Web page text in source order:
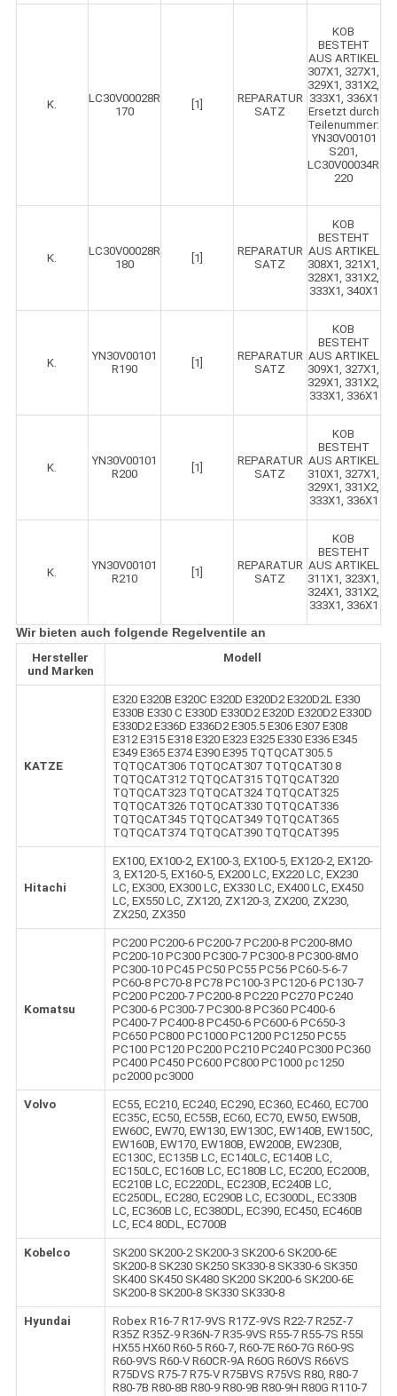
K.
LC30V00028R
170
[1]
REPARATUR
SATZ
KOB
BESTEHT
AUS ARTIKEL
307X1, 327X1,
329X1, 331X2,
333X1, 336X1
Ersetzt durch
Teilenummer:
YN30V00101
S201,
LC30V00034R
220
K.
LC30V00028R
180
[1]
REPARATUR
SATZ
KOB
BESTEHT
AUS ARTIKEL
308X1, 321X1,
328X1, 331X2,
333X1, 340X1
K.
YN30V00101
R190
[1]
REPARATUR
SATZ
KOB
BESTEHT
AUS ARTIKEL
309X1, 327X1,
329X1, 331X2,
333X1, 336X1
K.
YN30V00101
R200
[1]
REPARATUR
SATZ
KOB
BESTEHT
AUS ARTIKEL
310X1, 327X1,
329X1, 331X2,
333X1, 336X1
K.
YN30V00101
R210
[1]
REPARATUR
SATZ
KOB
BESTEHT
AUS ARTIKEL
311X1, 323X1,
324X1, 331X2,
333X1, 336X1
Wir bieten auch folgende Regelventile an
Hersteller
und Marken
Modell
KATZE
E320 E320B E320C E320D E320D2 E320D2L E330
E330B E330 C E330D E330D2 E320D E320D2 E330D
E330D2 E336D E336D2 E305.5 E306 E307 E308
E312 E315 E318 E320 E323 E325 E330 E336 E345
E349 E365 E374 E390 E395 TQTQCAT305.5
TQTQCAT306 TQTQCAT307 TQTQCAT30 8
TQTQCAT312 TQTQCAT315 TQTQCAT320
TQTQCAT323 TQTQCAT324 TQTQCAT325
TQTQCAT326 TQTQCAT330 TQTQCAT336
TQTQCAT345 TQTQCAT349 TQTQCAT365
TQTQCAT374 TQTQCAT390 TQTQCAT395
Hitachi
EX100, EX100-2, EX100-3, EX100-5, EX120-2, EX120-
3, EX120-5, EX160-5, EX200 LC, EX220 LC, EX230
LC, EX300, EX300 LC, EX330 LC, EX400 LC, EX450
LC, EX550 LC, ZX120, ZX120-3, ZX200, ZX230,
ZX250, ZX350
Komatsu
PC200 PC200-6 PC200-7 PC200-8 PC200-8MO
PC200-10 PC300 PC300-7 PC300-8 PC300-8MO
PC300-10 PC45 PC50 PC55 PC56 PC60-5-6-7
PC60-8 PC70-8 PC78 PC100-3 PC120-6 PC130-7
PC200 PC200-7 PC200-8 PC220 PC270 PC240
PC300-6 PC300-7 PC300-8 PC360 PC400-6
PC400-7 PC400-8 PC450-6 PC600-6 PC650-3
PC650 PC800 PC1000 PC1200 PC1250 PC55
PC100 PC120 PC200 PC210 PC240 PC300 PC360
PC400 PC450 PC600 PC800 PC1000 pc1250
pc2000 pc3000
Volvo
EC55, EC210, EC240, EC290, EC360, EC460, EC700
EC35C, EC50, EC55B, EC60, EC70, EW50, EW50B,
EW60C, EW70, EW130, EW130C, EW140B, EW150C,
EW160B, EW170, EW180B, EW200B, EW230B,
EC130C, EC135B LC, EC140LC, EC140B LC,
EC150LC, EC160B LC, EC180B LC, EC200, EC200B,
EC210B LC, EC220DL, EC230B, EC240B LC,
EC250DL, EC280, EC290B LC, EC300DL, EC330B
LC, EC360B LC, EC380DL, EC390, EC450, EC460B
LC, EC4 80DL, EC700B
Kobelco
SK200 SK200-2 SK200-3 SK200-6 SK200-6E
SK200-8 SK230 SK250 SK330-8 SK330-6 SK350
SK400 SK450 SK480 SK200 SK200-6 SK200-6E
SK200-8 SK200-8 SK330 SK330-8
Hyundai
Robex R16-7 R17-9VS R17Z-9VS R22-7 R25Z-7
R35Z R35Z-9 R36N-7 R35-9VS R55-7 R55-7S R55I
HX55 HX60 R60-5 R60-7, R60-7E R60-7G R60-9S
R60-9VS R60-V R60CR-9A R60G R60VS R66VS
R75DVS R75-7 R75-V R75BVS R75VS R80, R80-7
R80-7B R80-8B R80-9 R80-9B R80-9H R80G R110-7